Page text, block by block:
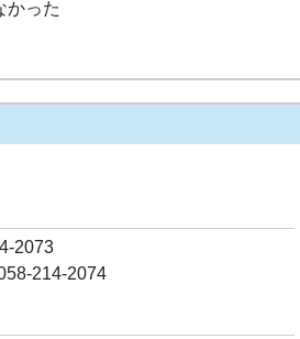
かった
2073
214-2074